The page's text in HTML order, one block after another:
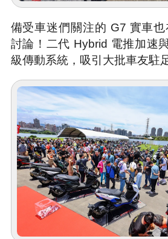
備受車迷們關注的 G7 實車
討論！二代 Hybrid 電推加速
級傳動系統，吸引大批車友駐